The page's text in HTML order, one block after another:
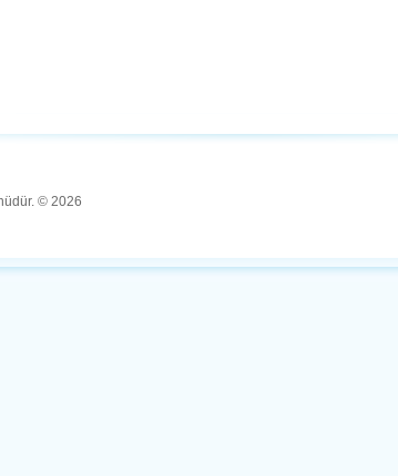
© 2026